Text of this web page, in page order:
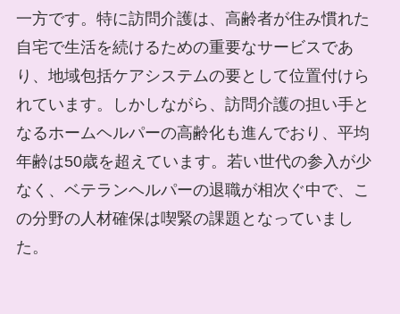
一方です。特に訪問介護は、高齢者が住み慣れた
自宅で生活を続けるための重要なサービスであ
り、地域包括ケアシステムの要として位置付けら
れています。しかしながら、訪問介護の担い手と
なるホームヘルパーの高齢化も進んでおり、平均
年齢は50歳を超えています。若い世代の参入が少
なく、ベテランヘルパーの退職が相次ぐ中で、こ
の分野の人材確保は喫緊の課題となっていまし
た。